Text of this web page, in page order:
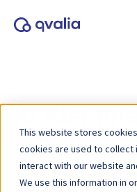
This website stores
cookies are used to collect
interact with our website
We use this information in
KI Klar
intelligent